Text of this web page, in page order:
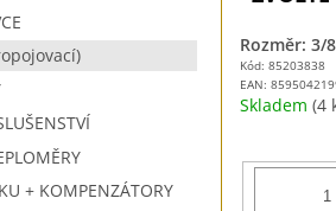
+ KOMPENZÁTORY
Kód: 85203838
EAN:
Rozměr: 3/
Skladem (4